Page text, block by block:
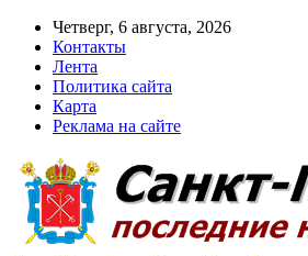
Четверг, 6 августа, 2026
Контакты
Лента
Политика сайта
Карта
Реклама на сайте